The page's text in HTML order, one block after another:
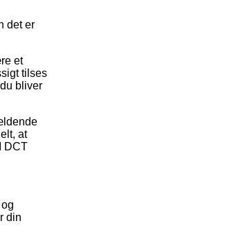
det er
et
tilses
bliver
at
DCT
din